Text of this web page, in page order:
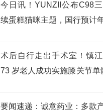
今日讯！YUNZII公布C98
续蛋糕猫咪主题，国行预计
术后自行走出手术室！镇
73 岁老人成功实施膝关节单
要闻速递：诚意药业：多款